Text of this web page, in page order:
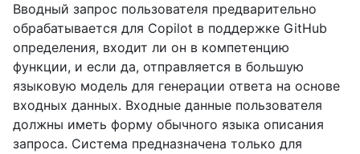
Вводный запрос пользователя предварительно
обрабатывается для Copilot в поддержке GitHub
определения, входит ли он в компетенцию
функции, и если да, отправляется в большую
языковую модель для генерации ответа на основе
входных данных. Входные данные пользователя
должны иметь форму обычного языка описания
запроса. Система предназначена только для